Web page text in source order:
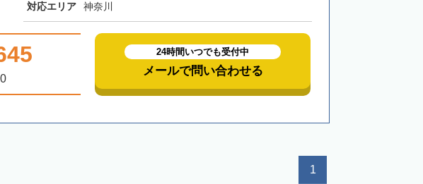
対応エリア 神奈川
24時間いつでも受付中
メールで問い合わせる
1